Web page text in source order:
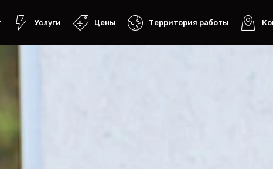
Услуги Цены Территория работы